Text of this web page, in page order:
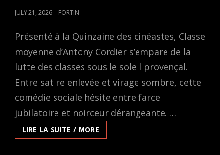
POSTED
JULY 21, 2026 FORTIN
Présenté à la Quinzaine des cinéastes, Classe
moyenne d’Antony Cordier s’empare de la
lutte des classes sous le soleil provençal.
Entre satire enlevée et virage sombre, cette
comédie sociale hésite entre farce
jubilatoire et noirceur dérangeante. …
LIRE LA SUITE / MORE
MOYENNE,